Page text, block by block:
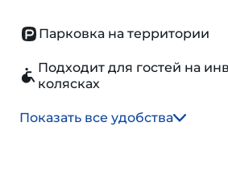
Парковка на территории
Подходит для гостей на
колясках
Показать все удобства